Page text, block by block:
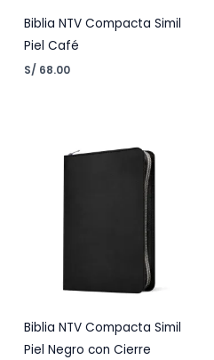
Biblia NTV Compacta Simil
Piel Café
S/ 68.00
Biblia NTV Compacta Simil
Piel Negro con Cierre